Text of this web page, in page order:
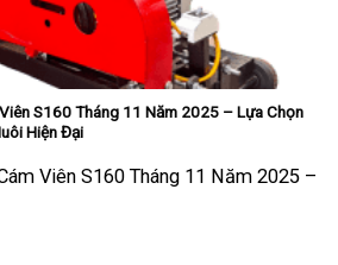
S160 Tháng 11 Năm 2025 – Lựa Chọn
Hiện Đại
Viên S160 Tháng 11 Năm 2025 –